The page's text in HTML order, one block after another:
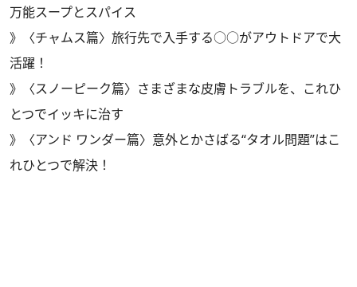
万能スープとスパイス
》
〈チャムス篇〉旅行先で入手する○○がアウトドアで大
活躍！
》
〈スノーピーク篇〉さまざまな皮膚トラブルを、これひ
とつでイッキに治す
》
〈アンド ワンダー篇〉意外とかさばる“タオル問題”はこ
れひとつで解決！